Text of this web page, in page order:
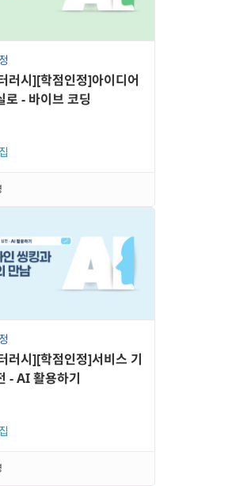
러시][학점인정]아이디어
로 - 바이브 코딩
러시][학점인정]서비스 기
- AI 활용하기